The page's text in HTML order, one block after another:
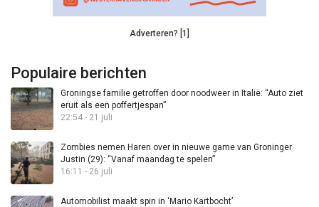
Adverteren? [1]
Populaire berichten
Groningse familie getroffen door noodweer in Italië: “Auto ziet
eruit als een poffertjespan”
22:54 - 21 juli
Zombies nemen Haren over in nieuwe game van Groninger
Justin (29): “Vanaf maandag te spelen”
16:11 - 26 juli
Automobilist maakt spin in ‘Mario Kartbocht’